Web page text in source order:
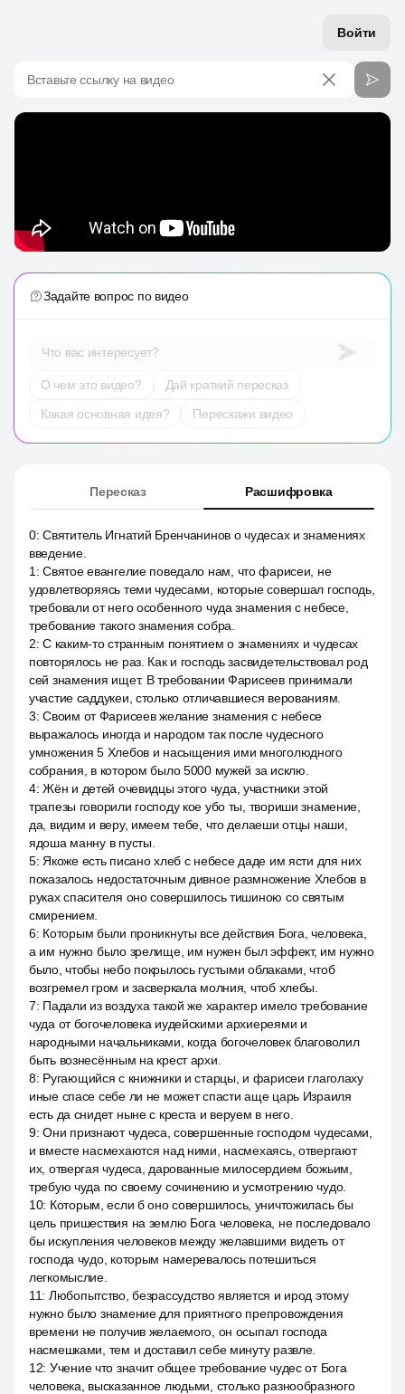
Войти
Вставьте ссылку на видео
Задайте вопрос по видео
Что вас интересует?
О чем это видео?
Дай краткий пересказ
Какая основная идея?
Перескажи видео
Пересказ Расшифровка
0:Святитель Игнатий Бренчанинов о чудесах и знамениях
введение.
1 :Святое евангелие поведало нам, что фарисеи, не
удовлетворяясь теми чудесами, которые совершал господь,
требовали от него особенного чуда знамения с небесе,
требование такого знамения собра.
2:С каким-то странным понятием о знамениях и чудесах
повторялось не раз. Как и господь засвидетельствовал род
сей знамения ищет. В требовании Фарисеев принимали
участие саддукеи, столько отличавшиеся верованиям.
3:Своим от Фарисеев желание знамения с небесе
выражалось иногда и народом так после чудесного
умножения 5 Хлебов и насыщения ими многолюдного
собрания, в котором было 5000 мужей за исклю.
4:Жён и детей очевидцы этого чуда, участники этой
трапезы говорили господу кое убо ты, твориши знамение,
да, видим и веру, имеем тебе, что делаеши отцы наши,
ядоша манну в пусты.
5: Якоже есть писано хлеб с небесе даде им ясти для них
показалось недостаточным дивное размножение Хлебов в
руках спасителя оно совершилось тишиною со святым
смирением.
6: Которым были проникнуты все действия Бога, человека,
а им нужно было зрелище, им нужен был эффект, им нужно
было, чтобы небо покрылось густыми облаками, чтоб
возгремел гром и засверкала молния, чтоб хлебы.
7: Падали из воздуха такой же характер имело требование
чуда от богочеловека иудейскими архиереями и
народными начальниками, когда богочеловек благоволил
быть вознесённым на крест архи.
8: Ругающийся с книжники и старцы, и фарисеи глаголаху
иные спасе себе ли не может спасти аще царь Израиля
есть да снидет ныне с креста и веруем в него.
9:Они признают чудеса, совершенные господом чудесами,
и вместе насмехаются над ними, насмехаясь, отвергают
их, отвергая чудеса, дарованные милосердием божьим,
требую чуда по своему сочинению и усмотрению чудо.
10: Которым, если б оно совершилось, уничтожилась бы
цель пришествия на землю Бога человека, не последовало
бы искупления человеков между желавшими видеть от
господа чудо, которым намеревалось потешиться
легкомыслие.
11: Любопытство, безрассудство является и ирод этому
нужно было знамение для приятного препровождения
времени не получив желаемого, он осыпал господа
насмешками, тем и доставил себе минуту развле.
12: Учение что значит общее требование чудес от Бога
человека, высказанное людьми, столько разнообразного